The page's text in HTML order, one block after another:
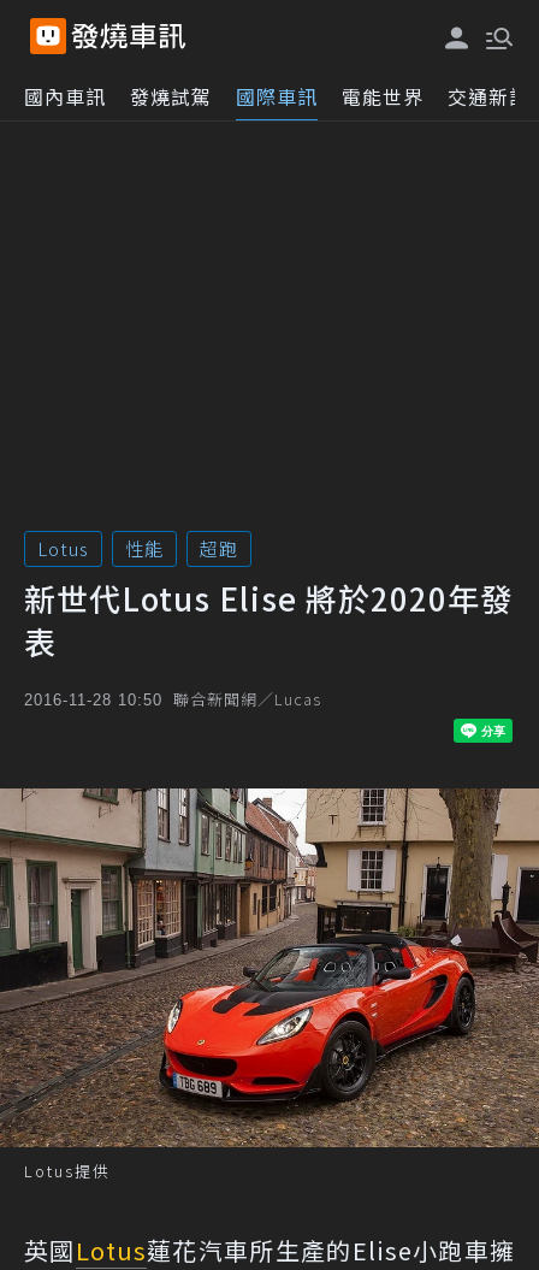
國內車訊 發燒試駕 國際車訊 電能世界 交通新訊
Lotus 性能 超跑
新世代Lotus Elise 將於2020年發
表
2016-11-28 10:50 聯合新聞網／Lucas
Lotus提供
英國Lotus蓮花汽車所生產的Elise小跑車擁